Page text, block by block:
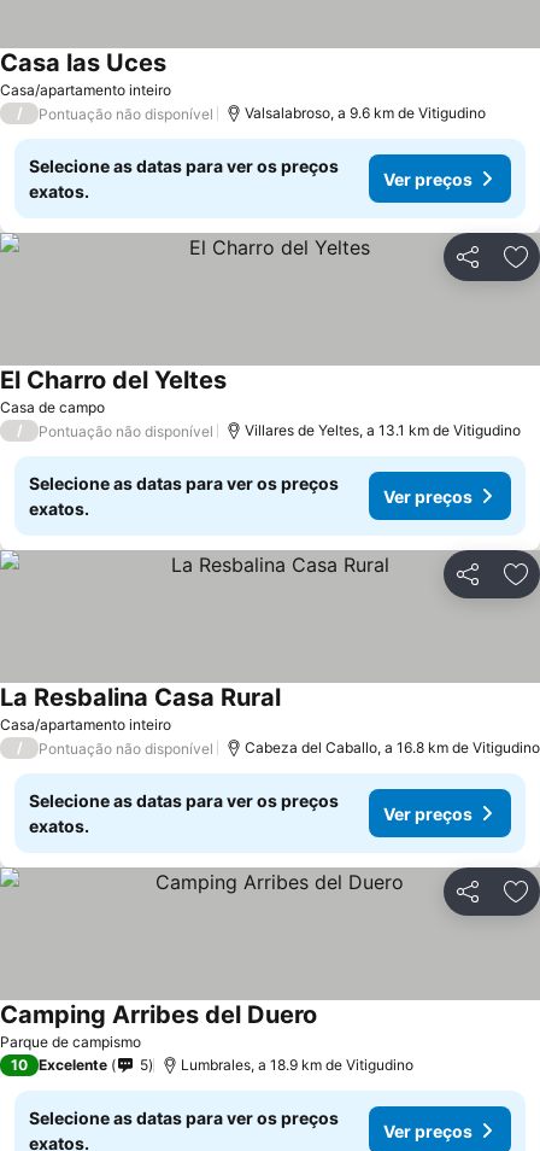
Casa/apartamento inteiro
Casa las Uces
/ Pontuação não disponível Valsalabroso, a 9.6 km de Vitigudino
Selecione as datas para ver os preços
exatos.
Ver preços
Partilhar
Casa de campo
El Charro del Yeltes
/ Pontuação não disponível Villares de Yeltes, a 13.1 km de Vitigudino
Selecione as datas para ver os preços
exatos.
Ver preços
Partilhar
Casa/apartamento inteiro
La Resbalina Casa Rural
/ Pontuação não disponível Cabeza del Caballo, a 16.8 km de Vitigudino
Selecione as datas para ver os preços
exatos.
Ver preços
Partilhar
Parque de campismo
Camping Arribes del Duero
10 Excelente 5 Lumbrales, a 18.9 km de Vitigudino
Selecione as datas para ver os preços
exatos.
Ver preços